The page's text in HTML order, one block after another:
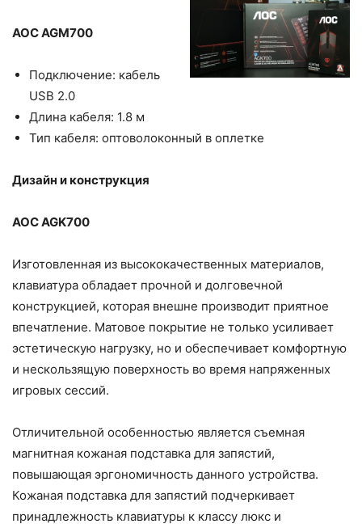
AOC AGM700
Подключение: кабель
USB 2.0
Длина кабеля: 1.8 м
Тип кабеля: оптоволоконный в оплетке
Дизайн и конструкция
AOC AGK700
Изготовленная из высококачественных материалов,
клавиатура обладает прочной и долговечной
конструкцией, которая внешне производит приятное
впечатление. Матовое покрытие не только усиливает
эстетическую нагрузку, но и обеспечивает комфортную
и нескользящую поверхность во время напряженных
игровых сессий.
Отличительной особенностью является съемная
магнитная кожаная подставка для запястий,
повышающая эргономичность данного устройства.
Кожаная подставка для запястий подчеркивает
принадлежность клавиатуры к классу люкс и